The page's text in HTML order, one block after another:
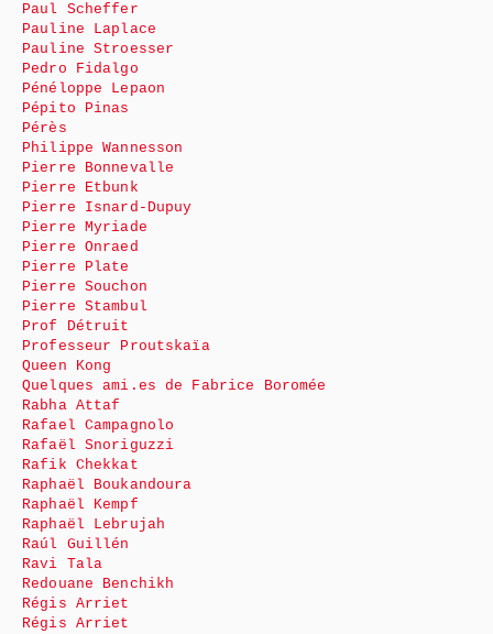
Paul Scheffer
Pauline Laplace
Pauline Stroesser
Pedro Fidalgo
Pénéloppe Lepaon
Pépito Pinas
Pérès
Philippe Wannesson
Pierre Bonnevalle
Pierre Etbunk
Pierre Isnard-Dupuy
Pierre Myriade
Pierre Onraed
Pierre Plate
Pierre Souchon
Pierre Stambul
Prof Détruit
Professeur Proutskaïa
Queen Kong
Quelques ami.es de Fabrice Boromée
Rabha Attaf
Rafael Campagnolo
Rafaël Snoriguzzi
Rafik Chekkat
Raphaël Boukandoura
Raphaël Kempf
Raphaël Lebrujah
Raúl Guillén
Ravi Tala
Redouane Benchikh
Régis Arriet
Régis Arriet